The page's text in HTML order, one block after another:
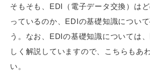
そもそも、EDI（電子データ交換）は
っているのか、EDIの基礎知識につい
う。なお、EDIの基礎知識については
しく解説していますので、こちらもあ
い。